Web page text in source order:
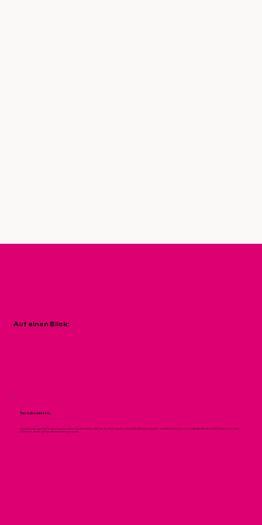
Auf einen Blick:
Das bekommst du
● endlich einen klaren Plan für deine Ernährung haben möchtest ● lernen willst, wie du deinen eigenen individuellen Speiseplan erstellst – mit hilfreichen Inspirationen und Rezeptideen ● Lust auf Austausch mit anderen
Frauen hast, die die gleichen Herausforderungen kennen